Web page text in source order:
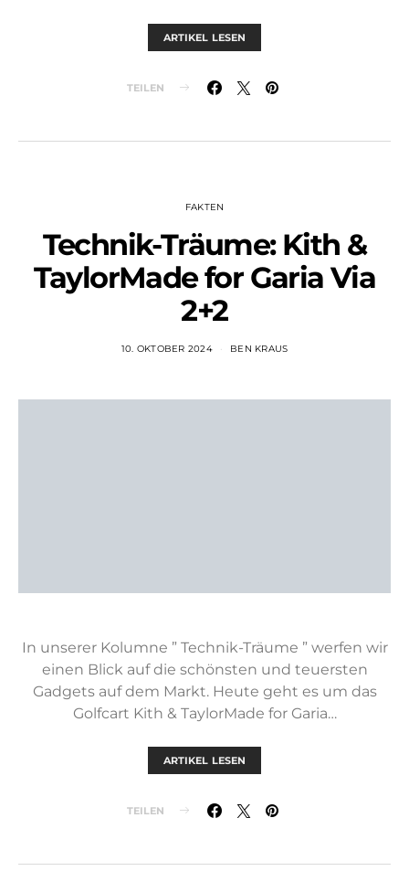
ARTIKEL LESEN
TEILEN
FAKTEN
Technik-Träume: Kith &
TaylorMade for Garia Via
2+2
10. OKTOBER 2024 BEN KRAUS
In unserer Kolumne ” Technik-Träume ” werfen wir
einen Blick auf die schönsten und teuersten
Gadgets auf dem Markt. Heute geht es um das
Golfcart Kith & TaylorMade for Garia…
ARTIKEL LESEN
TEILEN